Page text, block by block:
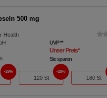
500 mg
Health
UVP**
Unser Preis*
Sie sparen
29%
120 St
28%
180 St